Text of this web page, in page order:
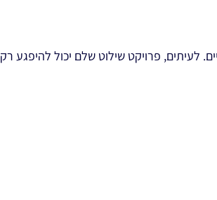
לעיתים, פרויקט שילוט שלם יכול להיפגע רק